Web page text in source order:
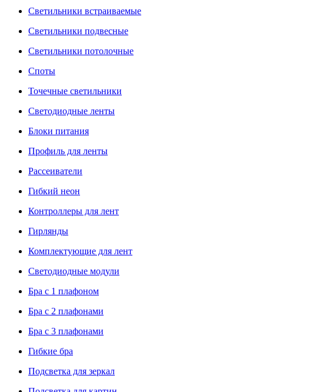
Светильники встраиваемые
Светильники подвесные
Светильники потолочные
Споты
Точечные светильники
Светодиодные ленты
Блоки питания
Профиль для ленты
Рассеиватели
Гибкий неон
Контроллеры для лент
Гирлянды
Комплектующие для лент
Светодиодные модули
Бра с 1 плафоном
Бра с 2 плафонами
Бра с 3 плафонами
Гибкие бра
Подсветка для зеркал